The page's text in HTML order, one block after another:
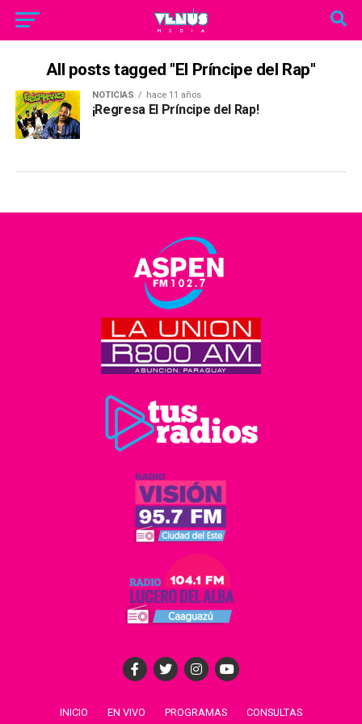
All posts tagged "El Príncipe del Rap"
NOTICIAS hace 11 años
¡Regresa El Príncipe del Rap!
INICIO EN VIVO PROGRAMAS CONSULTAS